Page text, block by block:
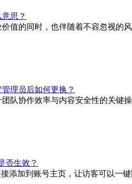
思？
值的同时，也伴随着不容忽视的风
理员后如何更换？
队协作效率与内容安全性的关键操
否生效？
添加到账号主页，让访客可以一键